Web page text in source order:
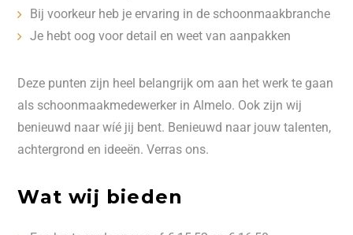
Bij voorkeur heb je ervaring in de schoonmaakbranche
Je hebt oog voor detail en weet van aanpakken
Deze punten zijn heel belangrijk om aan het werk te gaan
als schoonmaakmedewerker in Almelo. Ook zijn wij
benieuwd naar wíé jij bent. Benieuwd naar jouw talenten,
achtergrond en ideeën. Verras ons.
Wat wij bieden